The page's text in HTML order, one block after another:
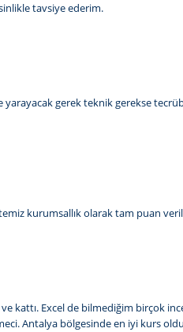
tavsiye ederim.
yarayacak gerek teknik gerekse
kurumsallık olarak tam puan
kattı. Excel de bilmediğim birçok
Antalya bölgesinde en iyi kurs